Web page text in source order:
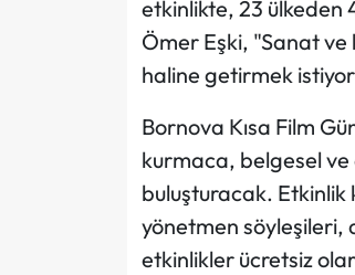
etkinlikte, 23 ülkeden
Ömer Eşki, "Sanat ve
haline getirmek
Bornova Kısa Film
kurmaca, belgesel
buluşturacak. Etkinlik
yönetmen söyleşileri,
etkinlikler ücretsiz